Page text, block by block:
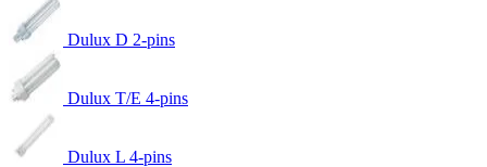
Dulux D 2-pins
Dulux T/E 4-pins
Dulux L 4-pins